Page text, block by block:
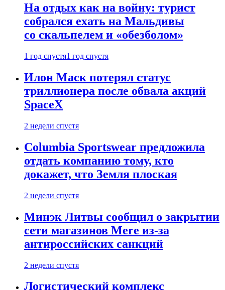
На отдых как на войну: турист
собрался ехать на Мальдивы
со скальпелем и «обезболом»
1 год спустя1 год спустя
Илон Маск потерял статус
триллионера после обвала акций
SpaceX
2 недели спустя
Columbia Sportswear предложила
отдать компанию тому, кто
докажет, что Земля плоская
2 недели спустя
Минэк Литвы сообщил о закрытии
сети магазинов Mere из-за
антироссийских санкций
2 недели спустя
Логистический комплекс